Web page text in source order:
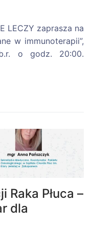
LECZY zaprasza na
w immunoterapii”,
o godz. 20:00.
Raka Płuca –
dla